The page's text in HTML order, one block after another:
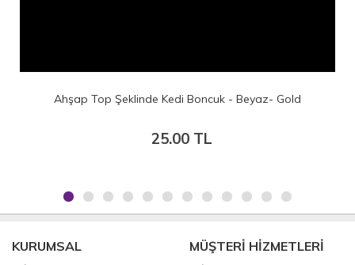
Ahşap Top Şeklinde Kedi Boncuk - Beyaz- Gold
25.00 TL
KURUMSAL MÜŞTERİ HİZMETLERİ